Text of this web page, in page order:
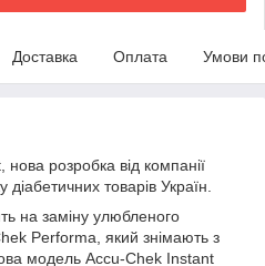
Доставка Оплата Умови
розробка від компанії
товарів Україн.
на заміну улюбленого
Performa, який знімають з
модель Accu-Chek Instant